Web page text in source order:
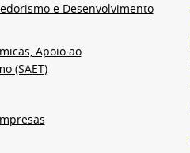
e Desenvolvimento
Apoio ao
(SAET)